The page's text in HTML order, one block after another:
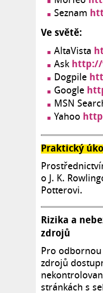
Seznam
Ve světě:
AltaVista
Ask http://
Dogpile
Google
MSN
Yahoo
Praktický
o J. K.
Potterovi.
Rizika a
zdrojů
Pro
zdrojů
stránkách s